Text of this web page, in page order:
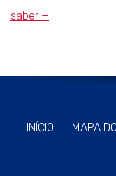
saber +
INÍCIO MAPA